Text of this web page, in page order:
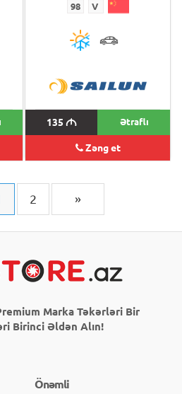
98 V
135 M Ətraflı
Zəng et
2 »
Marka Təkərləri Bir
Birinci Əldən Alın!
Önəmli